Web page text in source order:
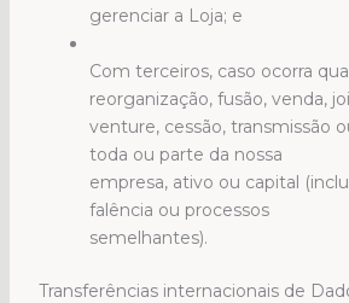
gerenciar a Loja; e
Com terceiros, caso ocorra
reorganização, fusão, venda,
venture, cessão, transmissão
toda ou parte da nossa
empresa, ativo ou capital
falência ou processos
semelhantes).
Transferências internacionais de